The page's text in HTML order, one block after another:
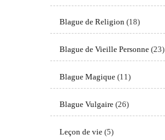
Blague de Religion(18)
Blague de Vieille Personne(23)
Blague Magique(11)
Blague Vulgaire(26)
Leçon de vie(5)